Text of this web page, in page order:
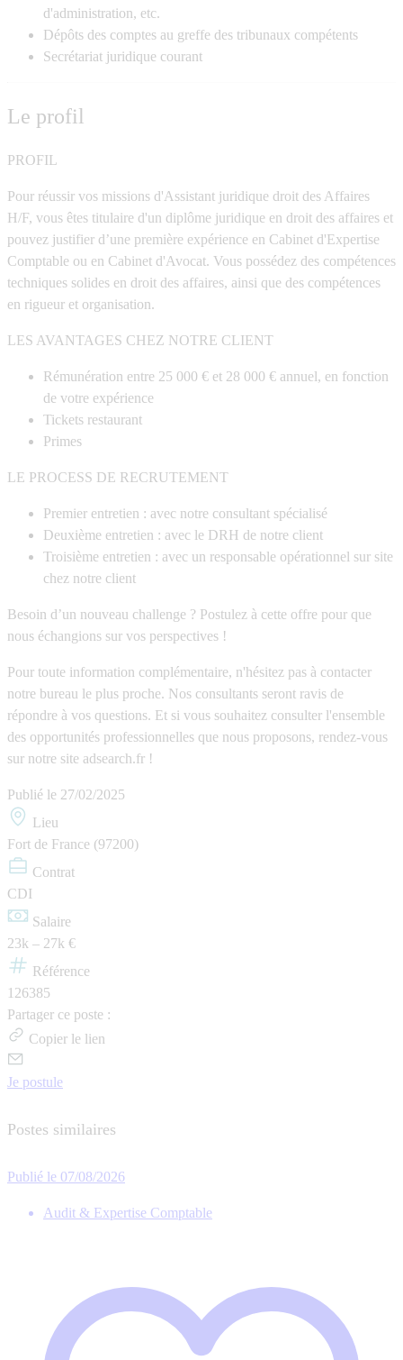
d'administration, etc.
Dépôts des comptes au greffe des tribunaux compétents
Secrétariat juridique courant
Le profil
PROFIL
Pour réussir vos missions d'Assistant juridique droit des Affaires
H/F, vous êtes titulaire d'un diplôme juridique en droit des affaires et
pouvez justifier d’une première expérience en Cabinet d'Expertise
Comptable ou en Cabinet d'Avocat. Vous possédez des compétences
techniques solides en droit des affaires, ainsi que des compétences
en rigueur et organisation.
LES AVANTAGES CHEZ NOTRE CLIENT
Rémunération entre 25 000 € et 28 000 € annuel, en fonction
de votre expérience
Tickets restaurant
Primes
LE PROCESS DE RECRUTEMENT
Premier entretien : avec notre consultant spécialisé
Deuxième entretien : avec le DRH de notre client
Troisième entretien : avec un responsable opérationnel sur site
chez notre client
Besoin d’un nouveau challenge ? Postulez à cette offre pour que
nous échangions sur vos perspectives !
Pour toute information complémentaire, n'hésitez pas à contacter
notre bureau le plus proche. Nos consultants seront ravis de
répondre à vos questions. Et si vous souhaitez consulter l'ensemble
des opportunités professionnelles que nous proposons, rendez-vous
sur notre site adsearch.fr !
Publié le 27/02/2025
Lieu
Fort de France (97200)
Contrat
CDI
Salaire
23k – 27k €
Référence
126385
Partager ce poste :
Copier le lien
Je postule
Postes similaires
Publié le 07/08/2026
Audit & Expertise Comptable